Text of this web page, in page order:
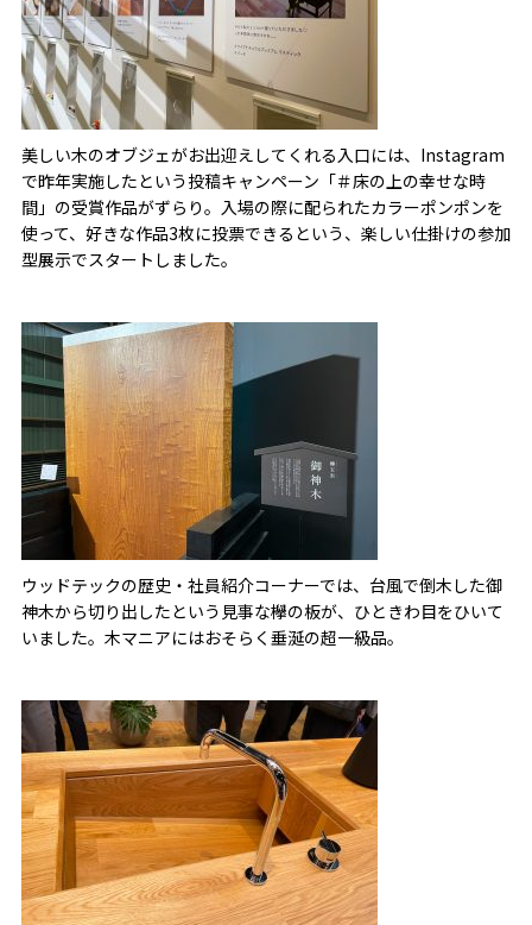
美しい木のオブジェがお出迎えしてくれる入口には、Instagram
で昨年実施したという投稿キャンペーン「＃床の上の幸せな時
間」の受賞作品がずらり。入場の際に配られたカラーポンポンを
使って、好きな作品3枚に投票できるという、楽しい仕掛けの参加
型展示でスタートしました。
ウッドテックの歴史・社員紹介コーナーでは、台風で倒木した御
神木から切り出したという見事な欅の板が、ひときわ目をひいて
いました。木マニアにはおそらく垂涎の超一級品。